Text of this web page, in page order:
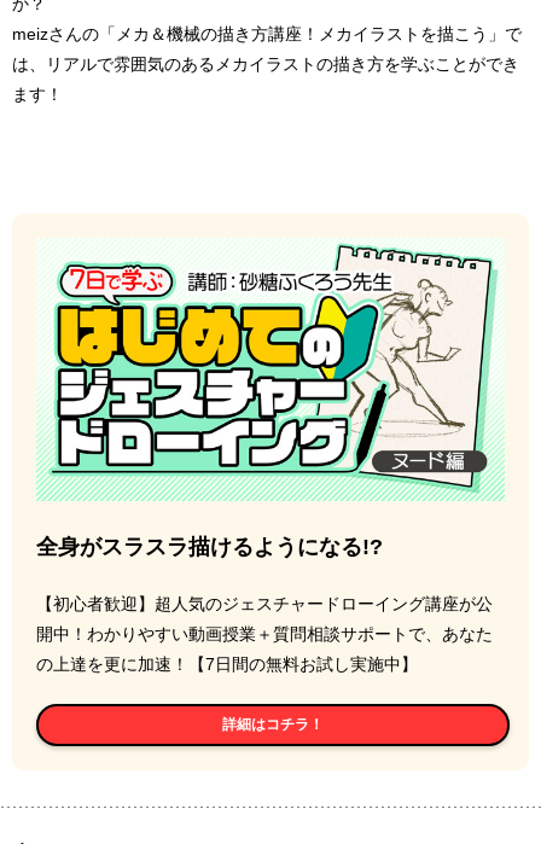
meizさんの「メカ＆機械の描き方講座！メカイラストを描こう」で
は、リアルで雰囲気のある メカイラストの描き方を学ぶことができ
ます！
全身がスラスラ描けるようになる!?
【初心者歓迎】超人気のジェスチャードローイング講座が公
開中！わかりやすい動画授業＋質問相談サポートで、あなた
の上達を更に加速！【7日間の無料お試し実施中】
詳細はコチラ！